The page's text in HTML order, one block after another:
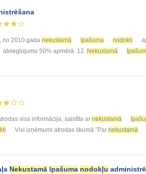
no 2010.gada nekustamā īpašuma nodokli
atvieglojumu 50% apmērā. 12. Nekustamā
visa informācija, saistīta ar nekustamā
.Visi izņēmumi atrodas likumā ”Par nekustamā
Nekustamā īpašuma nodokļu